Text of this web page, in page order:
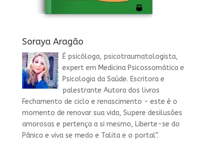
Soraya Aragão
É psicóloga, psicotraumatologista,
expert em Medicina Psicossomática e
Psicologia da Saúde. Escritora e
palestrante Autora dos livros
Fechamento de ciclo e renascimento - este é o
momento de renovar sua vida, Supere desilusões
amorosas e pertença a si mesmo, Liberte-se do
Pânico e viva se medo e Talita e o portal”.